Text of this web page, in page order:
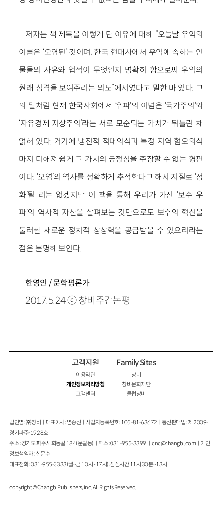
저자는 책 제목을 이렇게 단 이유에 대해 “오늘날 우익의
이름은 ‘오염된’ 것이며, 한국 현대사에서 우익에 속하는 인
물들의 사유와 업적이 무엇인지 명확히 함으로써 우익의
원래 성격을 보여주려는 의도”에서였다고 말한 바 있다. 그
의 말처럼 현재 한국사회에서 ‘우파’의 이념은 ‘국가주의’와
‘자유경제 지상주의’라는 서로 모순되는 가치가 뒤틀린 채
얽혀 있다. 거기에 냉전적 적대의식과 특정 지역 혐오의식
마저 더해져 쉽게 그 가치의 긍정성을 주장할 수 없는 형편
이다. ‘오염’의 역사를 정확하게 추적한다고 해서 저절로 ‘정
화’될 리는 없겠지만 이 책을 통해 우리가 가진 ‘보수 우
파’의 역사적 자산을 살펴보는 것만으로도 보수의 혁신을
둘러싼 새로운 정치적 상상력을 공급받을 수 있으리라는
점은 분명해 보인다.
한영인 / 문학평론가
2017.5.24 ⓒ 창비주간논평
고객지원
이용약관
개인정보처리방침
고객센터
Family Sites
창비
창비문화재단
클럽창비
법인명 : ㈜창비ㅣ대표이사 : 염종선ㅣ사업자등록번호 : 105-81-63672ㅣ통신판매업 : 제 2009-
경기파주-1928호
주소 : 경기도 파주시 회동길 184(문발동)ㅣ팩스 : 031-955-3399 ㅣcnc@changbi.com ㅣ개인
정보책임자 : 신문수
대표전화 : 031-955-3333(월~금 10시~17시), 점심시간 11시 30분~13시
copyright © Changbi Publishers, inc. All Rights Reserved.